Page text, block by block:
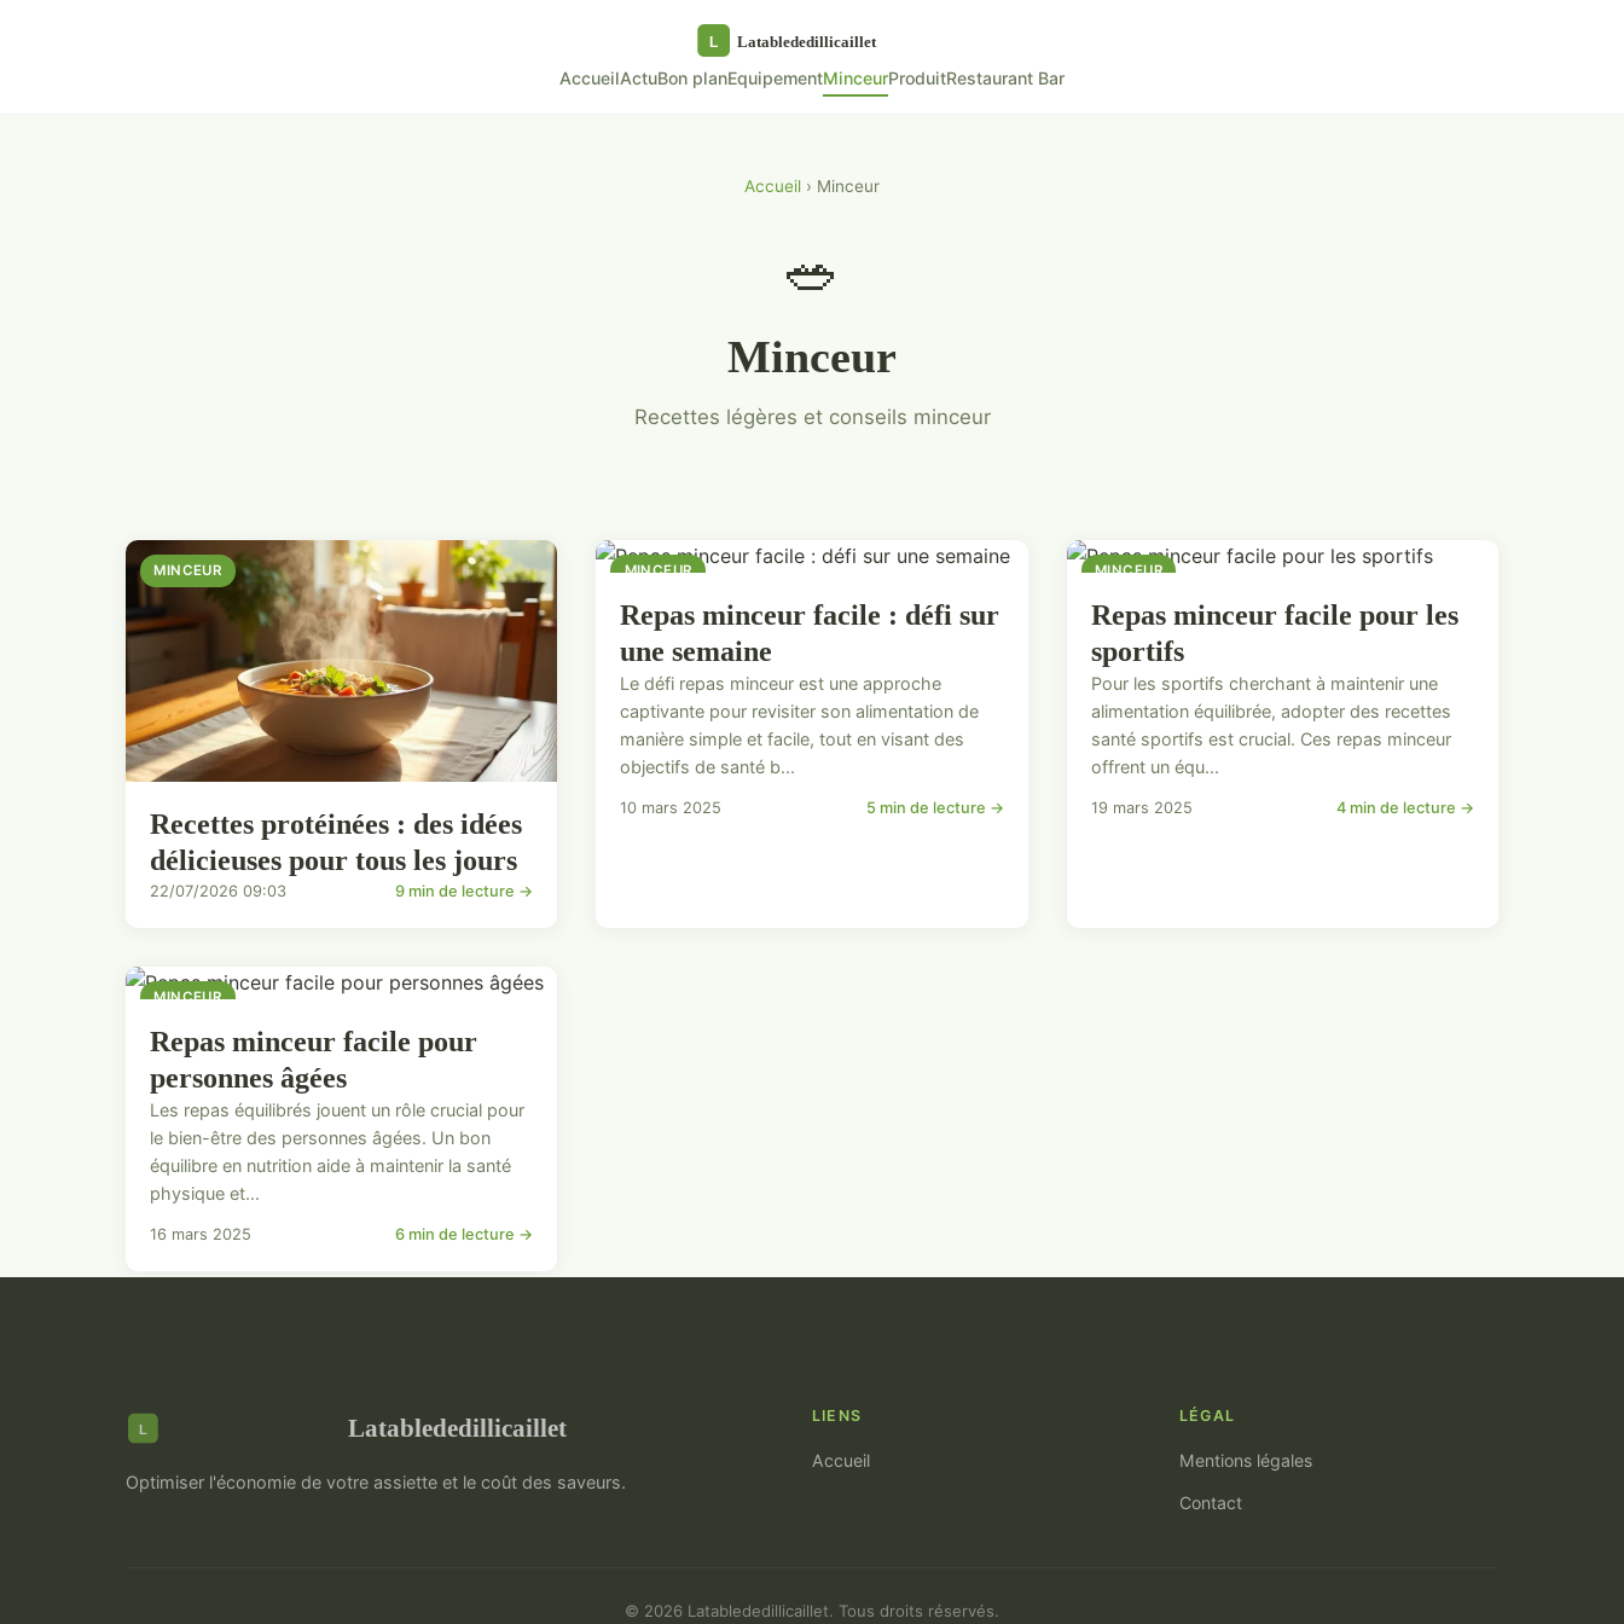
AccueilActuBon planEquipementMinceurProduitRestaurant Bar
Accueil › Minceur
🥗
Minceur
Recettes légères et conseils minceur
MINCEUR
Recettes protéinées : des idées
délicieuses pour tous les jours
22/07/2026 09:03 9 min de lecture →
MINCEUR
Repas minceur facile : défi sur
une semaine
Le défi repas minceur est une approche
captivante pour revisiter son alimentation de
manière simple et facile, tout en visant des
objectifs de santé b...
10 mars 2025 5 min de lecture →
MINCEUR
Repas minceur facile pour les
sportifs
Pour les sportifs cherchant à maintenir une
alimentation équilibrée, adopter des recettes
santé sportifs est crucial. Ces repas minceur
offrent un équ...
19 mars 2025 4 min de lecture →
MINCEUR
Repas minceur facile pour
personnes âgées
Les repas équilibrés jouent un rôle crucial pour
le bien-être des personnes âgées. Un bon
équilibre en nutrition aide à maintenir la santé
physique et...
16 mars 2025 6 min de lecture →
Latablededillicaillet
Optimiser l'économie de votre assiette et le coût des saveurs.
LIENS
Accueil
LÉGAL
Mentions légales
Contact
© 2026 Latablededillicaillet. Tous droits réservés.